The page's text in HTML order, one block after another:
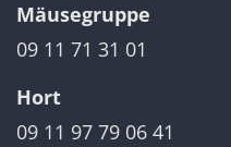
Mäusegruppe
09 11 71 31 01
Hort
09 11 97 79 06 41